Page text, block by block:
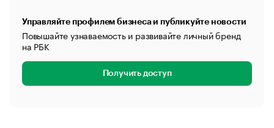
Управляйте профилем бизнеса и публикуйте новости
Повышайте узнаваемость и развивайте личный бренд
на РБК
Получить доступ